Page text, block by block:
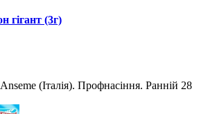
гігант (3г)
(Італія). Профнасіння. Ранній 28